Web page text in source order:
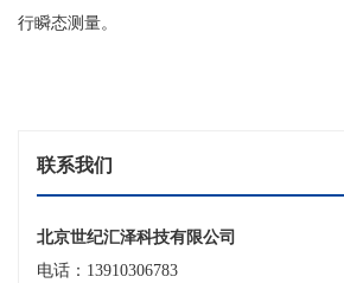
行瞬态测量。
联系我们
北京世纪汇泽科技有限公司
电话：13910306783